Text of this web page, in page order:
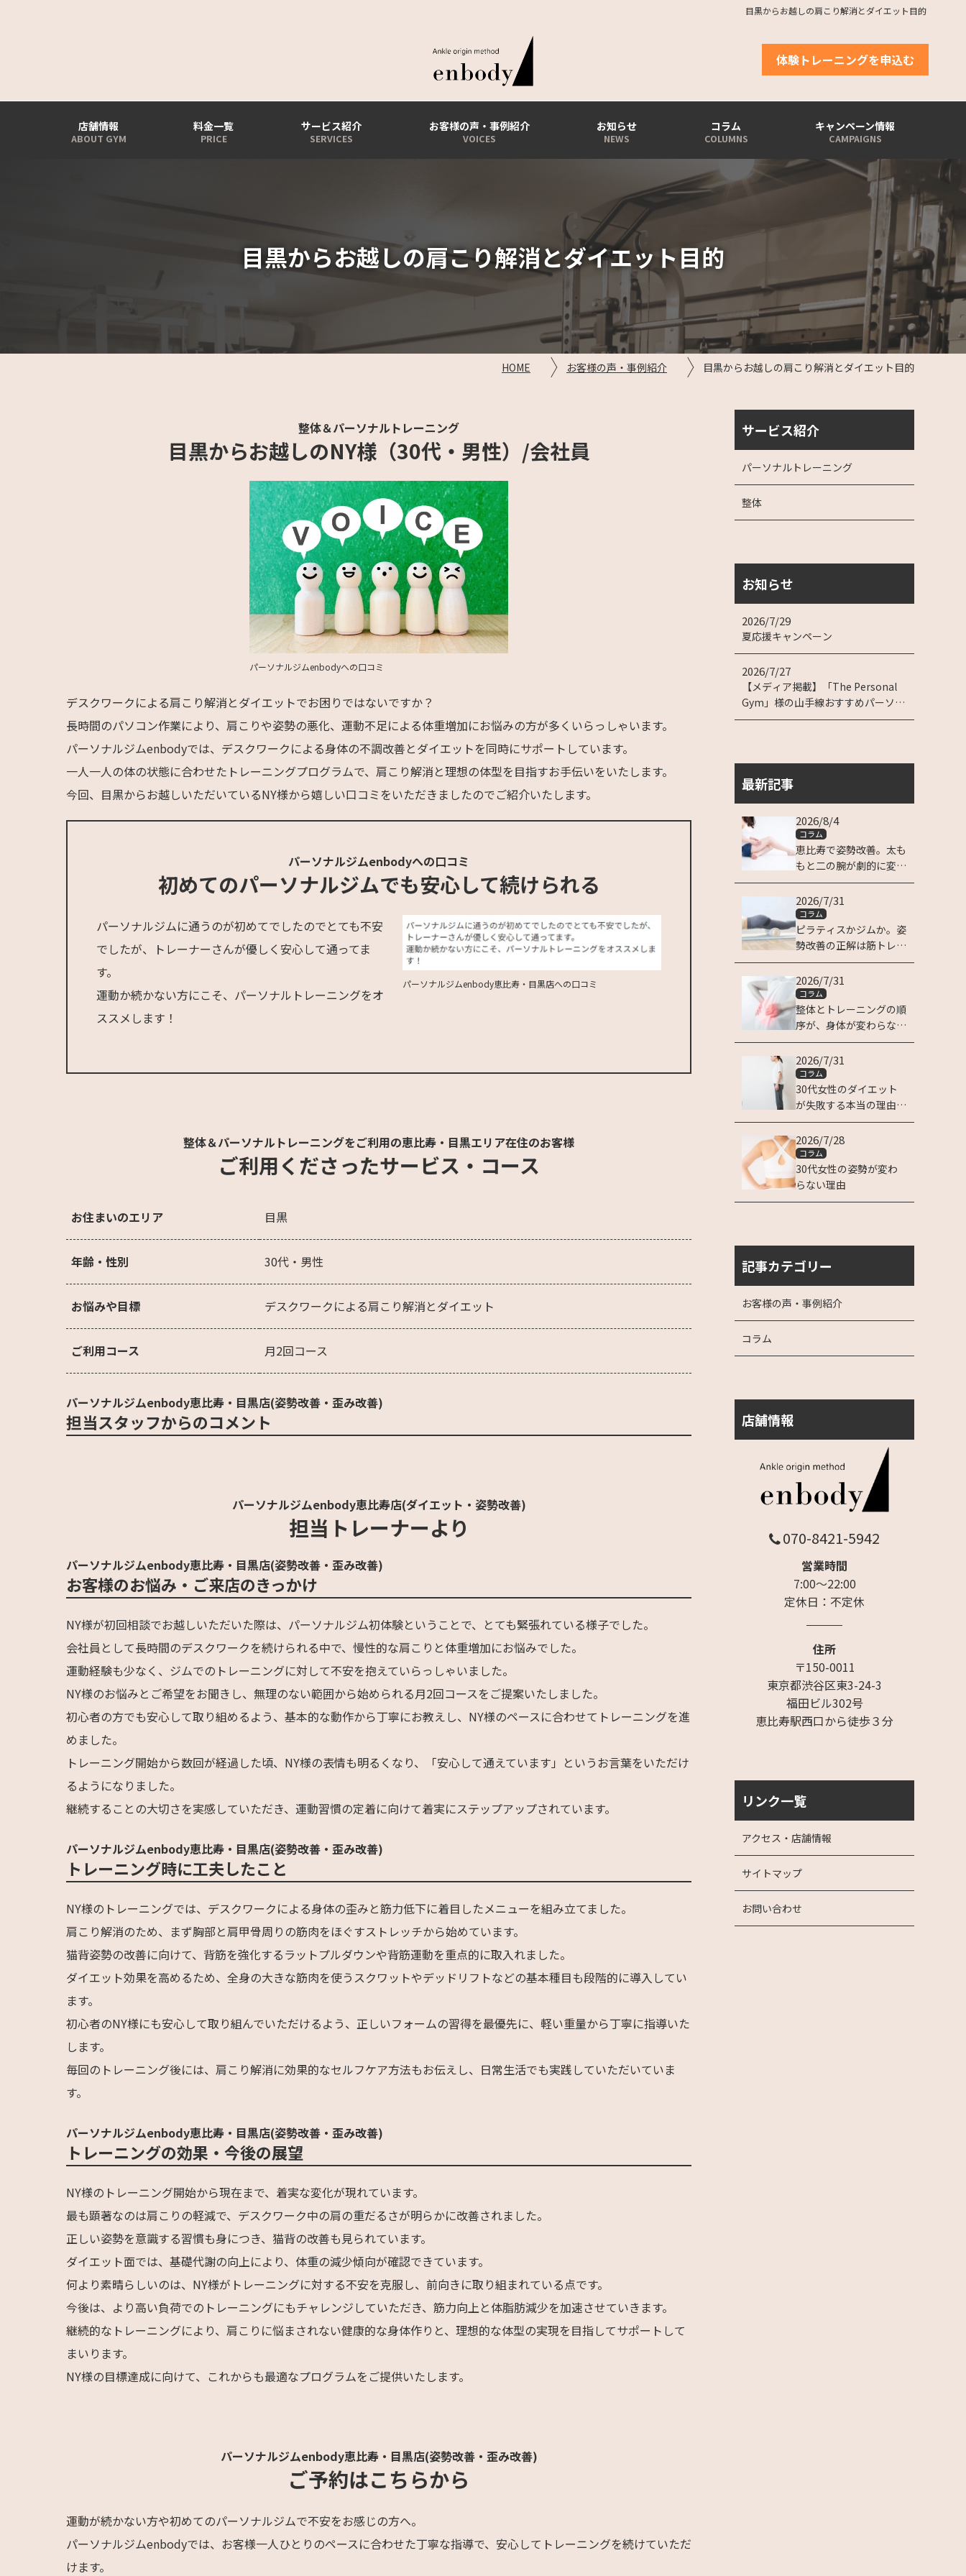
目黒からお越しの肩こり解消とダイエット目的
体験トレーニングを申込む
店舗情報 料金一覧 サービス紹介 お客様の声・事例紹介 お知らせ コラム キャンペーン情報
目黒からお越しの肩こり解消とダイエット目的
HOME お客様の声・事例紹介 目黒からお越しの肩こり解消とダイエット目的
整体＆パーソナルトレーニング
目黒からお越しのNY様（30代・男性）/会社員
パーソナルジムenbodyへの口コミ
デスクワークによる肩こり解消とダイエットでお困りではないですか？
長時間のパソコン作業により、肩こりや姿勢の悪化、運動不足による体重増加にお悩みの方が多くいらっしゃいます。
パーソナルジムenbodyでは、デスクワークによる身体の不調改善とダイエットを同時にサポートしています。
一人一人の体の状態に合わせたトレーニングプログラムで、肩こり解消と理想の体型を目指すお手伝いをいたします。
今回、目黒からお越しいただいているNY様から嬉しい口コミをいただきましたのでご紹介いたします。
パーソナルジムenbodyへの口コミ
初めてのパーソナルジムでも安心して続けられる
パーソナルジムenbody恵比寿・目黒店への口コミ
パーソナルジムに通うのが初めてでしたのでとても不安
でしたが、トレーナーさんが優しく安心して通ってま
す。
運動か続かない方にこそ、パーソナルトレーニングをオ
ススメします！
整体＆パーソナルトレーニングをご利用の恵比寿・目黒エリア在住のお客様
ご利用くださったサービス・コース
お住まいのエリア 目黒
年齢・性別 30代・男性
お悩みや目標 デスクワークによる肩こり解消とダイエット
ご利用コース 月2回コース
パーソナルジムenbody恵比寿・目黒店(姿勢改善・歪み改善)
担当スタッフからのコメント
パーソナルジムenbody恵比寿店(ダイエット・姿勢改善)
担当トレーナーより
パーソナルジムenbody恵比寿・目黒店(姿勢改善・歪み改善)
お客様のお悩み・ご来店のきっかけ
NY様が初回相談でお越しいただいた際は、パーソナルジム初体験ということで、とても緊張れている様子でした。
会社員として長時間のデスクワークを続けられる中で、慢性的な肩こりと体重増加にお悩みでした。
運動経験も少なく、ジムでのトレーニングに対して不安を抱えていらっしゃいました。
NY様のお悩みとご希望をお聞きし、無理のない範囲から始められる月2回コースをご提案いたしました。
初心者の方でも安心して取り組めるよう、基本的な動作から丁寧にお教えし、NY様のペースに合わせてトレーニングを進
めました。
トレーニング開始から数回が経過した頃、NY様の表情も明るくなり、「安心して通えています」というお言葉をいただけ
るようになりました。
継続することの大切さを実感していただき、運動習慣の定着に向けて着実にステップアップされています。
パーソナルジムenbody恵比寿・目黒店(姿勢改善・歪み改善)
トレーニング時に工夫したこと
NY様のトレーニングでは、デスクワークによる身体の歪みと筋力低下に着目したメニューを組み立てました。
肩こり解消のため、まず胸部と肩甲骨周りの筋肉をほぐすストレッチから始めています。
猫背姿勢の改善に向けて、背筋を強化するラットプルダウンや背筋運動を重点的に取入れました。
ダイエット効果を高めるため、全身の大きな筋肉を使うスクワットやデッドリフトなどの基本種目も段階的に導入してい
ます。
初心者のNY様にも安心して取り組んでいただけるよう、正しいフォームの習得を最優先に、軽い重量から丁寧に指導いた
します。
毎回のトレーニング後には、肩こり解消に効果的なセルフケア方法もお伝えし、日常生活でも実践していただいていま
す。
パーソナルジムenbody恵比寿・目黒店(姿勢改善・歪み改善)
トレーニングの効果・今後の展望
NY様のトレーニング開始から現在まで、着実な変化が現れています。
最も顕著なのは肩こりの軽減で、デスクワーク中の肩の重だるさが明らかに改善されました。
正しい姿勢を意識する習慣も身につき、猫背の改善も見られています。
ダイエット面では、基礎代謝の向上により、体重の減少傾向が確認できています。
何より素晴らしいのは、NY様がトレーニングに対する不安を克服し、前向きに取り組まれている点です。
今後は、より高い負荷でのトレーニングにもチャレンジしていただき、筋力向上と体脂肪減少を加速させていきます。
継続的なトレーニングにより、肩こりに悩まされない健康的な身体作りと、理想的な体型の実現を目指してサポートして
まいります。
NY様の目標達成に向けて、これからも最適なプログラムをご提供いたします。
パーソナルジムenbody恵比寿・目黒店(姿勢改善・歪み改善)
ご予約はこちらから
運動が続かない方や初めてのパーソナルジムで不安をお感じの方へ。
パーソナルジムenbodyでは、お客様一人ひとりのペースに合わせた丁寧な指導で、安心してトレーニングを続けていただ
けます。
サービス紹介
パーソナルトレーニング
整体
お知らせ
2026/7/29
夏応援キャンペーン
2026/7/27
【メディア掲載】「The Personal
Gym」様の山手線おすすめパーソナ
ルジム特集に掲載されました！
最新記事
2026/8/4
コラム
恵比寿で姿勢改善。太も
もと二の腕が劇的に変わ
る理由
2026/7/31
コラム
ピラティスかジムか。姿
勢改善の正解は筋トレに
ある
2026/7/31
コラム
整体とトレーニングの順
序が、身体が変わらない
理由です
2026/7/31
コラム
30代女性のダイエット
が失敗する本当の理由は
姿勢にある
2026/7/28
コラム
30代女性の姿勢が変わ
らない理由
記事カテゴリー
お客様の声・事例紹介
コラム
店舗情報
070-8421-5942
営業時間
7:00～22:00
定休日：不定休
住所
〒150-0011
東京都渋谷区東3-24-3
福田ビル302号
恵比寿駅西口から徒歩３分
リンク一覧
アクセス・店舗情報
サイトマップ
お問い合わせ